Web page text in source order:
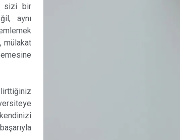
sizi bir
aynı
mülakat